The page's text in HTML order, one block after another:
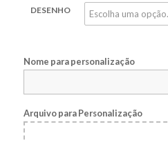
DESENHO
Nome para personalização
Arquivo para Personalização